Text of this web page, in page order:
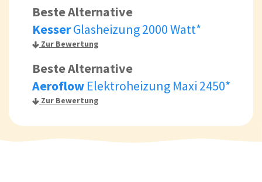
Beste Alternative
KesserGlasheizung 2000 Watt*
Zur Bewertung
Beste Alternative
Aeroflow Elektroheizung Maxi 2450*
Zur Bewertung